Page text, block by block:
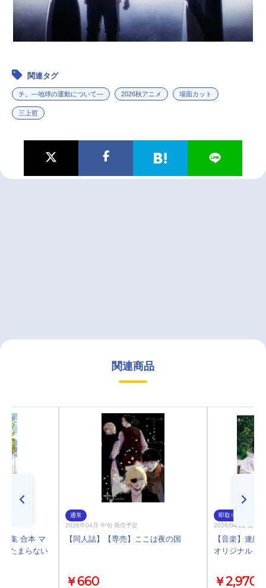
関連タグ
チ。―地球の運動について― 2026秋アニメ 場面カット
三上哲
関連商品
編集 合本 マ
たまらない
通常
2026年04月 中旬 発売予定
【同人誌】【専売】ここは夜の国
￥660
即取り
2026/04/22 発売
【音楽】連続
オリジナル・
￥2,970